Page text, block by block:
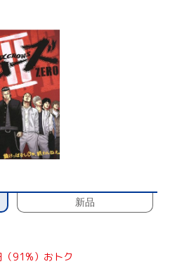
新品
91%）おトク